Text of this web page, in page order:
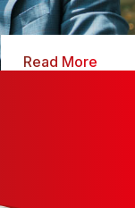
Read More